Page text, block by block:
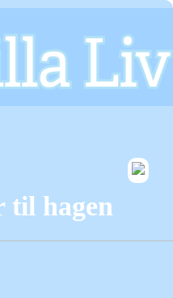
til hagen